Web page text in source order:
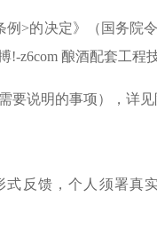
例 >的决定》（国务院
!-z6com 酿酒配套工程
要说明的事项），详见
反馈，个人须署真